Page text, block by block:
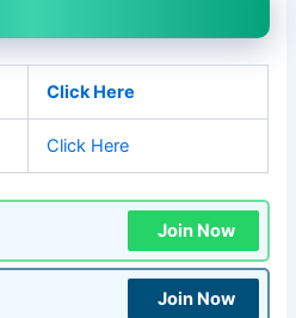
Click Here
Click Here
Join Now
Join Now